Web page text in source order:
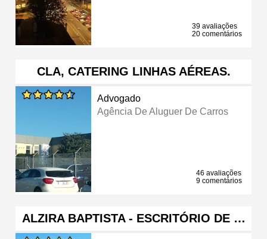
39 avaliações
20 comentários
CLA, CATERING LINHAS AÉREAS.
Advogado
Agência De Aluguer De Carros
46 avaliações
9 comentários
ALZIRA BAPTISTA - ESCRITÓRIO DE …